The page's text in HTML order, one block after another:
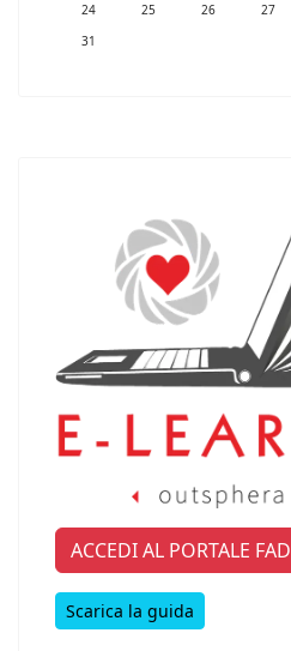
24
25 26 27
31
ACCEDI AL PORTALE FAD
Scarica la guida